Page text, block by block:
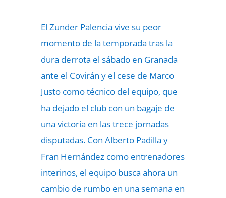
El Zunder Palencia vive su peor
momento de la temporada tras la
dura derrota el sábado en Granada
ante el Covirán y el cese de Marco
Justo como técnico del equipo, que
ha dejado el club con un bagaje de
una victoria en las trece jornadas
disputadas. Con Alberto Padilla y
Fran Hernández como entrenadores
interinos, el equipo busca ahora un
cambio de rumbo en una semana en